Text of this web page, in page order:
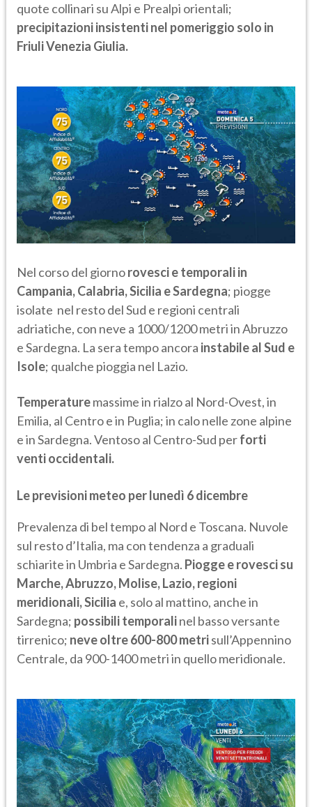
quote collinari su Alpi e Prealpi orientali;
precipitazioni insistenti nel pomeriggio solo in
Friuli Venezia Giulia.
Nel corso del giornorovesci e temporali in
Campania, Calabria, Sicilia e Sardegna; piogge
isolate nel resto del Sud e regioni centrali
adriatiche, con neve a 1000/1200 metri in Abruzzo
e Sardegna. La sera tempo ancora instabile al Sud e
Isole; qualche pioggia nel Lazio.
Temperaturemassime in rialzo al Nord-Ovest, in
Emilia, al Centro e in Puglia; in calo nelle zone alpine
e in Sardegna. Ventoso al Centro-Sud perforti
venti occidentali.
Le previsioni meteo per lunedì 6 dicembre
Prevalenza di bel tempo al Nord e Toscana. Nuvole
sul resto d’Italia, ma con tendenza a graduali
schiarite in Umbria e Sardegna. Piogge e rovesci su
Marche, Abruzzo, Molise, Lazio, regioni
meridionali, Sicilia e, solo al mattino, anche in
Sardegna; possibili temporalinel basso versante
tirrenico; neve oltre 600-800 metrisull’Appennino
Centrale, da 900-1400 metri in quello meridionale.